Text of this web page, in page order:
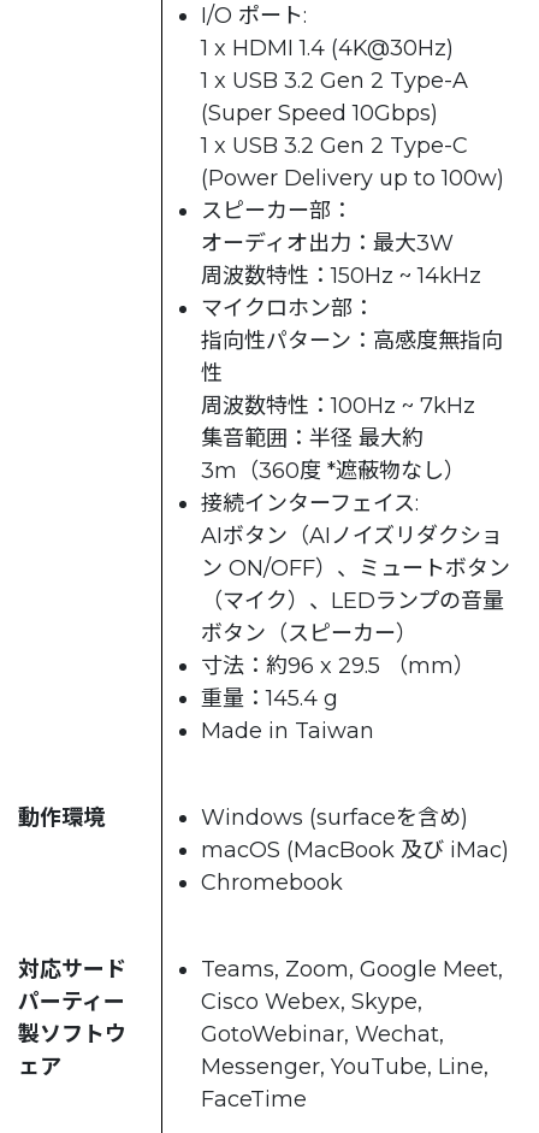
I/O ポート:
1 x HDMI 1.4 (4K@30Hz)
1 x USB 3.2 Gen 2 Type-A
(Super Speed 10Gbps)
1 x USB 3.2 Gen 2 Type-C
(Power Delivery up to 100w)
スピーカー部：
オーディオ出力：最大3W
周波数特性：150Hz ~ 14kHz
マイクロホン部：
指向性パターン：高感度無指向
性
周波数特性：100Hz ~ 7kHz
集音範囲：半径 最大約
3m（360度 *遮蔽物なし）
接続インターフェイス:
AIボタン（AIノイズリダクショ
ン ON/OFF）、ミュートボタン
（マイク）、LEDランプの音量
ボタン（スピーカー）
寸法：約96 x 29.5 （mm）
重量：145.4 g
Made in Taiwan
動作環境
Windows (surfaceを含め)
macOS (MacBook 及び iMac)
Chromebook
対応サード
パーティー
製ソフトウ
ェア
Teams, Zoom, Google Meet,
Cisco Webex, Skype,
GotoWebinar, Wechat,
Messenger, YouTube, Line,
FaceTime